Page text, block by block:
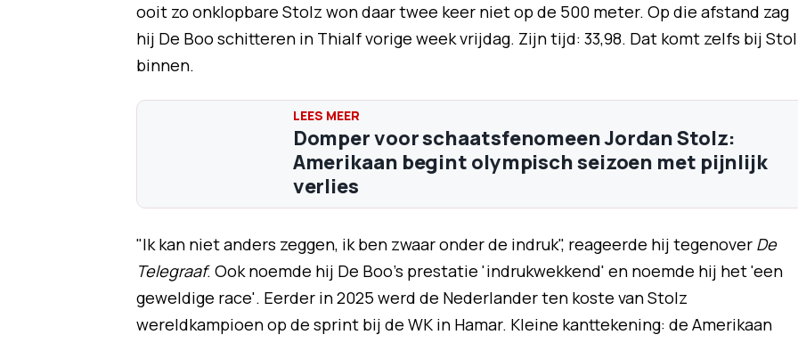
ooit zo onklopbare Stolz won daar twee keer niet op de 500 meter. Op die afstand zag
hij De Boo schitteren in Thialf vorige week vrijdag. Zijn tijd: 33,98. Dat komt zelfs bij
binnen.
Domper voor schaatsfenomeen Jordan Stolz:
Amerikaan begint olympisch seizoen met pijnlijk
verlies
"Ik kan niet anders zeggen, ik ben zwaar onder de indruk", reageerde hij tegenover De
Telegraaf. Ook noemde hij De Boo's prestatie 'indrukwekkend' en noemde hij het 'een
geweldige race'. Eerder in 2025 werd de Nederlander ten koste van Stolz
wereldkampioen op de sprint bij de WK in Hamar. Kleine kanttekening: de Amerikaan